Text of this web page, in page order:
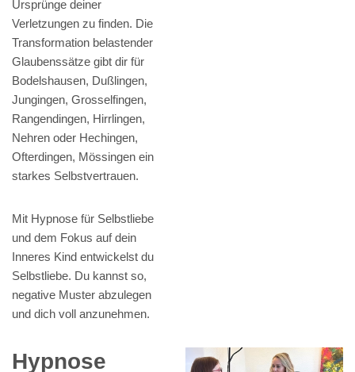
Ursprünge deiner
Verletzungen zu finden. Die
Transformation belastender
Glaubenssätze gibt dir für
Bodelshausen, Dußlingen,
Jungingen, Grosselfingen,
Rangendingen, Hirrlingen,
Nehren oder Hechingen,
Ofterdingen, Mössingen ein
starkes Selbstvertrauen.
Mit Hypnose für Selbstliebe
und dem Fokus auf dein
Inneres Kind entwickelst du
Selbstliebe. Du kannst so,
negative Muster abzulegen
und dich voll anzunehmen.
Hypnose